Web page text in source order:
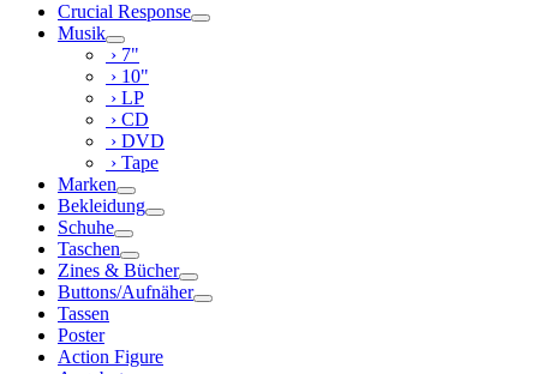
Crucial Response
Musik
› 7"
› 10"
› LP
› CD
› DVD
› Tape
Marken
Bekleidung
Schuhe
Taschen
Zines & Bücher
Buttons/Aufnäher
Tassen
Poster
Action Figure